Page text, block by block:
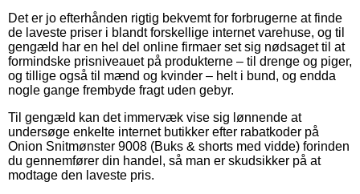
Det er jo efterhånden rigtig bekvemt for forbrugerne at finde
de laveste priser i blandt forskellige internet varehuse, og til
gengæld har en hel del online firmaer set sig nødsaget til at
formindske prisniveauet på produkterne – til drenge og piger,
og tillige også til mænd og kvinder – helt i bund, og endda
nogle gange frembyde fragt uden gebyr.
Til gengæld kan det immervæk vise sig lønnende at
undersøge enkelte internet butikker efter rabatkoder på
Onion Snitmønster 9008 (Buks & shorts med vidde) forinden
du gennemfører din handel, så man er skudsikker på at
modtage den laveste pris.